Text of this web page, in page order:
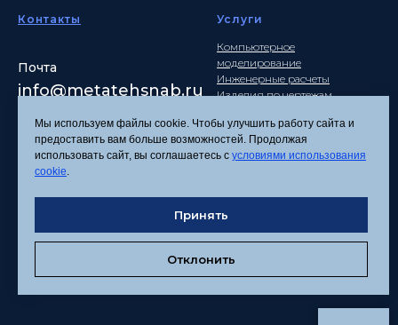
Контакты
Почта
info@metatehsnab.ru
Услуги
Компьютерное
моделирование
Инженерные расчеты
Изделия по чертежам
Политика
Согласие на обработку
персональных данных
Соглашение об
Мы используем файлы cookie. Чтобы улучшить работу сайта и
предоставить вам больше возможностей. Продолжая
использовать сайт, вы соглашаетесь с условиями использования
cookie.
Принять
Отклонить